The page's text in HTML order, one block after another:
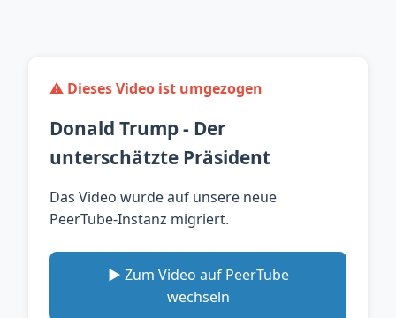
⚠️ Dieses Video ist umgezogen
Donald Trump - Der
unterschätzte Präsident
Das Video wurde auf unsere neue
PeerTube-Instanz migriert.
▶️ Zum Video auf PeerTube
wechseln